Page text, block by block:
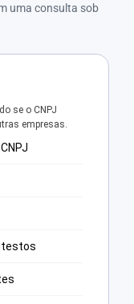
uma consulta sob
se o CNPJ
empresas.